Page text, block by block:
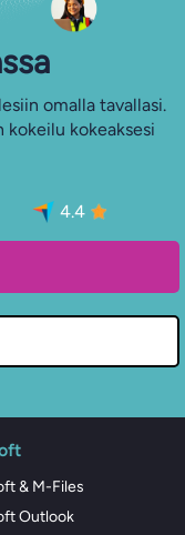
omalla tavallasi.
kokeaksesi
4.4
& M-Files
Outlook